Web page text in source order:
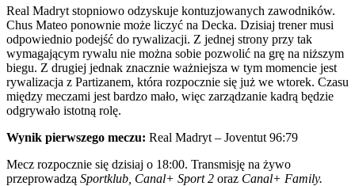
Real Madryt stopniowo odzyskuje kontuzjowanych zawodników.
Chus Mateo ponownie może liczyć na Decka. Dzisiaj trener musi
odpowiednio podejść do rywalizacji. Z jednej strony przy tak
wymagającym rywalu nie można sobie pozwolić na grę na niższym
biegu. Z drugiej jednak znacznie ważniejsza w tym momencie jest
rywalizacja z Partizanem, która rozpocznie się już we wtorek. Czasu
między meczami jest bardzo mało, więc zarządzanie kadrą będzie
odgrywało istotną rolę.
Wynik pierwszego meczu: Real Madryt – Joventut 96:79
Mecz rozpocznie się dzisiaj o 18:00. Transmisję na żywo
przeprowadzą Sportklub, Canal+ Sport 2 oraz Canal+ Family.